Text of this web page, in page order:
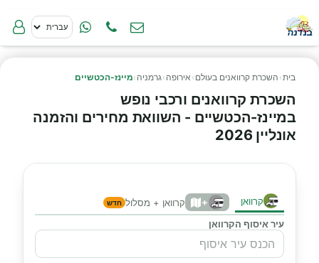
בית› השכרת קרוואנים בעולם › אירופה ›גרמניה ›מיינז-הכטשיים
השכרת קרוואנים ורכבי נופש
במיינז-הכטשיים - השוואת מחירים והזמנה
אונליין 2026
קרוואן + קרוואן + מסלול חדש
עיר איסוף הקרוואן